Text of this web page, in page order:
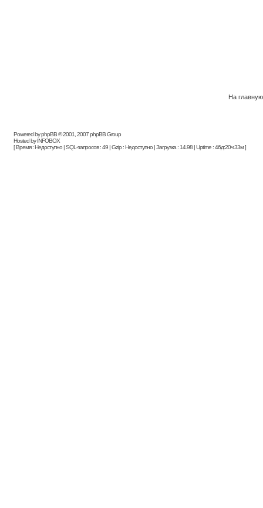
На главную
Powered by phpBB © 2001, 2007 phpBB Group
Hosted by INFOBOX
[ Время : Недоступно | SQL-запросов : 49 | Gzip : Недоступно | Загрузка : 14.98 | Uptime : 46д:20ч:33м ]